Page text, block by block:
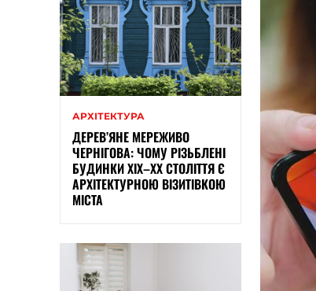
АРХІТЕКТУРА
ДЕРЕВ’ЯНЕ МЕРЕЖИВО
ЧЕРНІГОВА: ЧОМУ РІЗЬБЛЕНІ
БУДИНКИ ХІХ–ХХ СТОЛІТТЯ Є
АРХІТЕКТУРНОЮ ВІЗИТІВКОЮ
МІСТА